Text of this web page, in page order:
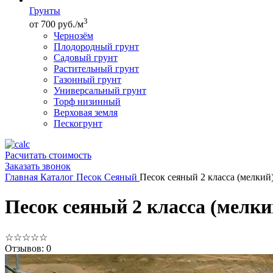
Грунты
от 700 руб./м3
Чернозём
Плодородный грунт
Садовый грунт
Растительный грунт
Газонный грунт
Универсальный грунт
Торф низинный
Верховая земля
Пескогрунт
Расчитать стоимость
Заказать звонок
Главная Каталог Песок Сеяный Песок сеяный 2 класса
Песок сеяный 2 класса
☆☆☆☆☆
Отзывов: 0